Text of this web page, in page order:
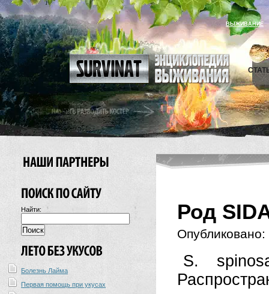
ВЫЖИВАНИЕ
Найти:
Болезнь Лайма
Первая помощь при укусах
Род
Опубликовано:
S.